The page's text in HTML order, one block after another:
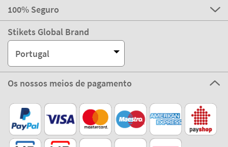
100% Seguro
Stikets Global Brand
Portugal
Os nossos meios de pagamento